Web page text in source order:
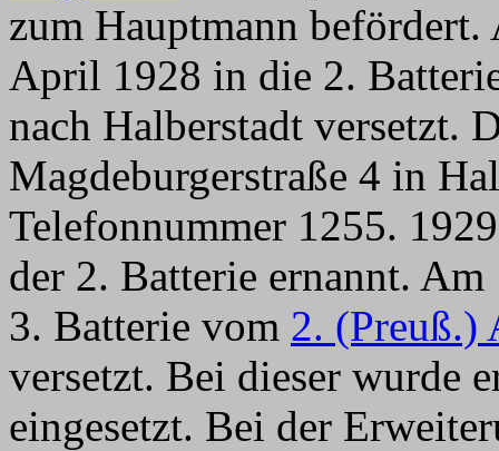
zum Hauptmann
April 1928 in die 2.
nach Halberstadt versetzt.
Magdeburgerstraße 4 in
Telefonnummer 1255.
der 2. Batterie ernannt.
3. Batterie vom 2. (Preuß.)
versetzt. Bei dieser wurde
eingesetzt. Bei der